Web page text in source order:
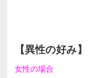
【異性の好み】
女性の場合